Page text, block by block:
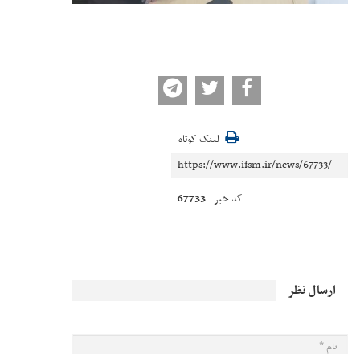
لینک کوتاه
کد خبر 67733
ارسال نظر